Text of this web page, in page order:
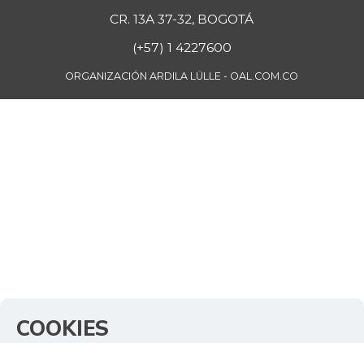
CR. 13A 37-32, BOGOTÁ
(+57) 1 4227600
ORGANIZACIÓN ARDILA LÜLLE - OAL.COM.CO
COOKIES